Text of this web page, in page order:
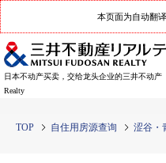
本页面为自动翻
日本不动产买卖，交给龙头企业的三井不动产
Realty
TOP 自住用房源查询 涩谷・